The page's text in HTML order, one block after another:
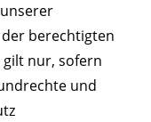
berechtigten
gilt nur, sofern
und